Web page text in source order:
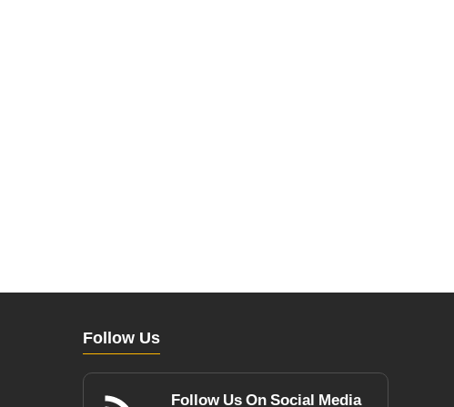
Follow Us
Follow Us On Social Media